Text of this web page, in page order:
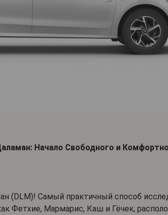
Начало Свободного и
(DLM)! Самый практичный способ
Фетхие, Мармарис, Каш и Гёчек,